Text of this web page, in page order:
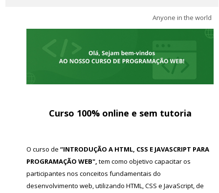
Anyone in the world
Curso 100% online e sem tutoria
O curso de “INTRODUÇÃO A HTML, CSS E JAVASCRIPT PARA
PROGRAMAÇÃO WEB", tem como objetivo capacitar os
participantes nos conceitos fundamentais do
desenvolvimento web, utilizando HTML, CSS e JavaScript, de